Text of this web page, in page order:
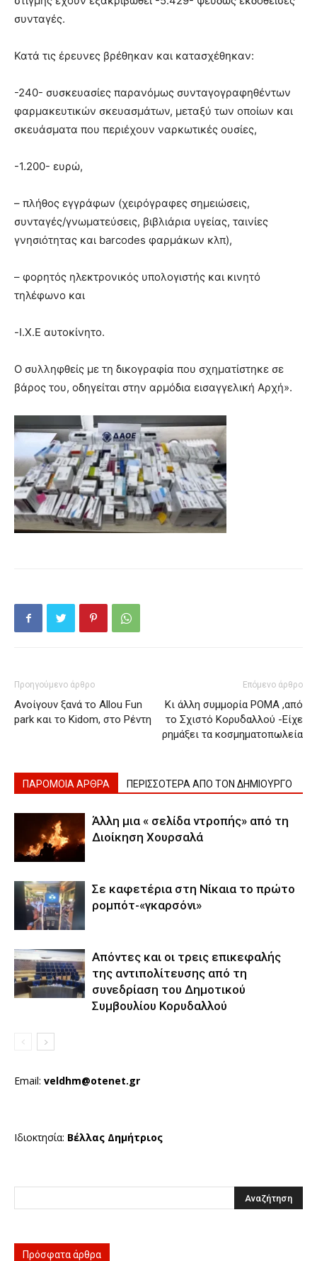
συνταγές.
Κατά τις έρευνες βρέθηκαν και κατασχέθηκαν:
-240- συσκευασίες παρανόμως συνταγογραφηθέντων
φαρμακευτικών σκευασμάτων, μεταξύ των οποίων και
σκευάσματα που περιέχουν ναρκωτικές ουσίες,
-1.200- ευρώ,
– πλήθος εγγράφων (χειρόγραφες σημειώσεις,
συνταγές/γνωματεύσεις, βιβλιάρια υγείας, ταινίες
γνησιότητας και barcodes φαρμάκων κλπ),
– φορητός ηλεκτρονικός υπολογιστής και κινητό
τηλέφωνο και
-Ι.Χ.Ε αυτοκίνητο.
Ο συλληφθείς με τη δικογραφία που σχηματίστηκε σε
βάρος του, οδηγείται στην αρμόδια εισαγγελική Αρχή».
Προηγούμενο άρθρο
Ανοίγουν ξανά το Αllou Fun
park και το Kidom, στο Ρέντη
Επόμενο άρθρο
Κι άλλη συμμορία ΡΟΜΑ ,από
το Σχιστό Κορυδαλλού -Είχε
ρημάξει τα κοσμηματοπωλεία
ΠΑΡΟΜΟΙΑ ΑΡΘΡΑ ΠΕΡΙΣΣΟΤΕΡΑ ΑΠΟ ΤΟΝ ΔΗΜΙΟΥΡΓΟ
Άλλη μια « σελίδα ντροπής» από τη
Διοίκηση Χουρσαλά
Σε καφετέρια στη Νίκαια το πρώτο
ρομπότ-«γκαρσόνι»
Απόντες και οι τρεις επικεφαλής
της αντιπολίτευσης από τη
συνεδρίαση του Δημοτικού
Συμβουλίου Κορυδαλλού
Email: veldhm@otenet.gr
Ιδιοκτησία: Βέλλας Δημήτριος
Πρόσφατα άρθρα